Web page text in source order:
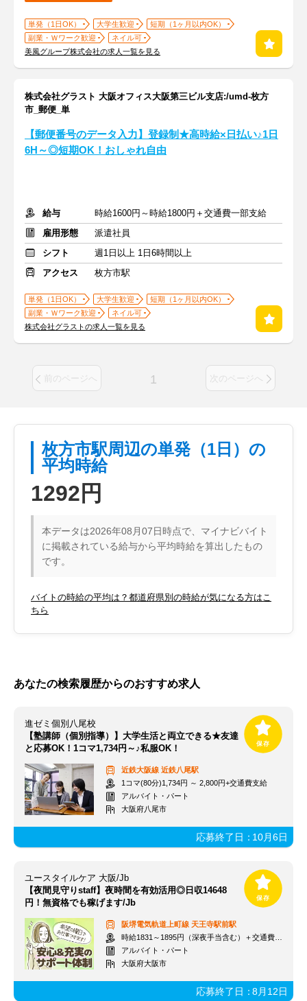
単発（1日OK） 大学生歓迎
短期（1ヶ月以内OK）
副業・Ｗワーク歓迎
ネイル可
美風グループ株式会社の求人一覧を見る
株式会社グラスト 大阪オフィス大阪第三ビル支店:/umd-枚方
市_郵便_単
【郵便番号のデータ入力】登録制★高時給×日払い♪1日
6H～◎短期OK！おしゃれ自由
給与
時給1600円～時給1800円＋交通費一部支給
雇用形態
派遣社員
シフト
週1日以上 1日6時間以上
アクセス
枚方市駅
単発（1日OK） 大学生歓迎
短期（1ヶ月以内OK）
副業・Ｗワーク歓迎
ネイル可
株式会社グラストの求人一覧を見る
前のページへ 1 次のページへ
枚方市駅周辺の単発（1日）の
平均時給
1292円
本データは2026年08月07日時点で、マイナビバイト
に掲載されている給与から平均時給を算出したもの
です。
バイトの時給の平均は？都道府県別の時給が気になる方はこ
ちら
あなたの検索履歴からのおすすめ求人
進ゼミ個別八尾校
【塾講師（個別指導）】大学生活と両立できる★友達
と応募OK！1コマ1,734円～♪私服OK！
近鉄大阪線 近鉄八尾駅
1コマ(80分)1,734円 ～ 2,800円+交通費支給
アルバイト・パート
大阪府八尾市
応募終了日：10月6日
ユースタイルケア 大阪/Jb
【夜間見守りstaff】夜時間を有効活用◎日収14648
円！無資格でも稼げます/Jb
阪堺電気軌道上町線 天王寺駅前駅
時給1831～1895円（深夜手当含む）＋交通費支給
アルバイト・パート
大阪府大阪市
応募終了日：8月12日